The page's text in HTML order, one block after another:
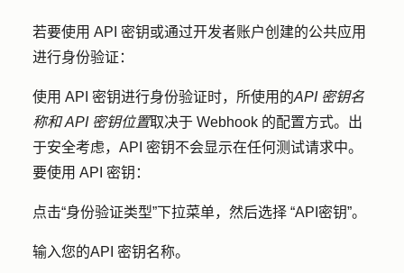
若要使用 API 密钥或通过开发者账户创建的公共应用
进行身份验证：
使用 API 密钥进行身份验证时，所使用的API 密钥名
称和 API 密钥位置取决于 Webhook 的配置方式。出
于安全考虑，API 密钥不会显示在任何测试请求中。
要使用 API 密钥：
点击“身份验证类型”下拉菜单，然后选择 “API密钥”。
输入您的API 密钥名称。